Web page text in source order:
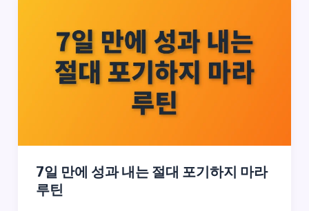
7일 만에 성과 내는 절대 포기하지 마라
루틴